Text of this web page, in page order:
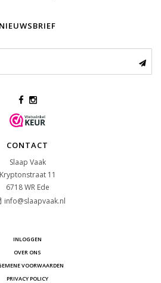
NIEUWSBRIEF
CONTACT
Slaap Vaak
Kryptonstraat 11
6718 WR Ede
info@slaapvaak.nl
INLOGGEN
OVER ONS
VOORWAARDEN
PRIVACY POLICY